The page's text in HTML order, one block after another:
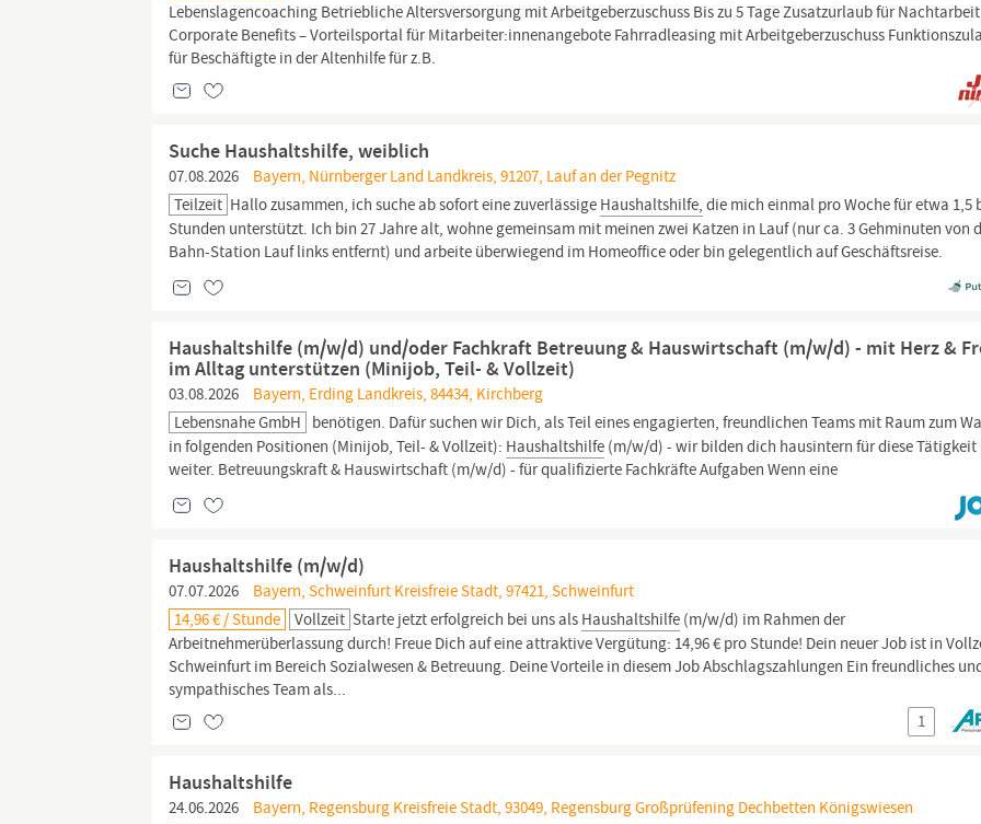
Lebenslagencoaching Betriebliche Altersversorgung mit Arbeitgeberzuschuss Bis zu 5 Tage Zusatzurlaub für Nachtarbeit
Corporate Benefits – Vorteilsportal für Mitarbeiter:innenangebote Fahrradleasing mit Arbeitgeberzuschuss
für Beschäftigte in der Altenhilfe für z.B.
Suche Haushaltshilfe, weiblich
07.08.2026
Bayern, Nürnberger Land Landkreis, 91207, Lauf an der Pegnitz
Teilzeit Hallo zusammen, ich suche ab sofort eine zuverlässige Haushaltshilfe, die mich einmal pro Woche für etwa 1,5
Stunden unterstützt. Ich bin 27 Jahre alt, wohne gemeinsam mit meinen zwei Katzen in Lauf (nur ca. 3 Gehminuten von
Bahn-Station Lauf links entfernt) und arbeite überwiegend im Homeoffice oder bin gelegentlich auf Geschäftsreise.
Haushaltshilfe (m/w/d) und/oder Fachkraft Betreuung & Hauswirtschaft (m/w/d) - mit Herz &
im Alltag unterstützen (Minijob, Teil- & Vollzeit)
03.08.2026
Bayern, Erding Landkreis, 84434, Kirchberg
Lebensnahe GmbH benötigen. Dafür suchen wir Dich, als Teil eines engagierten, freundlichen Teams mit Raum zum
in folgenden Positionen (Minijob, Teil- & Vollzeit): Haushaltshilfe (m/w/d) - wir bilden dich hausintern für diese Tätigkeit
weiter. Betreuungskraft & Hauswirtschaft (m/w/d) - für qualifizierte Fachkräfte Aufgaben Wenn eine
Haushaltshilfe (m/w/d)
07.07.2026
Bayern, Schweinfurt Kreisfreie Stadt, 97421, Schweinfurt
14,96 € / Stunde
Vollzeit Starte jetzt erfolgreich bei uns als Haushaltshilfe (m/w/d) im Rahmen der
Arbeitnehmerüberlassung durch! Freue Dich auf eine attraktive Vergütung: 14,96 € pro Stunde! Dein neuer Job ist in
Schweinfurt im Bereich Sozialwesen & Betreuung. Deine Vorteile in diesem Job Abschlagszahlungen Ein freundliches
sympathisches Team als...
1
Haushaltshilfe
24.06.2026
Bayern, Regensburg Kreisfreie Stadt, 93049, Regensburg Großprüfening Dechbetten Königswiesen